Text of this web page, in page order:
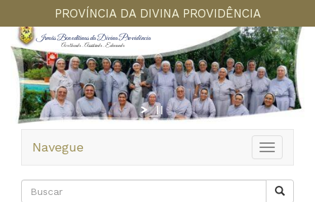
PROVÍNCIA DA DIVINA PROVIDÊNCIA
Irmãs Beneditinas da Divina Providência
Acolhendo . Assistindo . Educando
Toggle
navigation
Navegue